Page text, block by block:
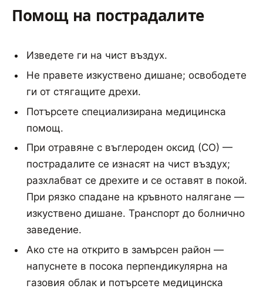
Помощ на пострадалите
Изведете ги на чист въздух.
Не правете изкуствено дишане; освободете
ги от стягащите дрехи.
Потърсете специализирана медицинска
помощ.
При отравяне с въглероден оксид (СО) —
пострадалите се изнасят на чист въздух;
разхлабват се дрехите и се оставят в покой.
При рязко спадане на кръвното налягане —
изкуствено дишане. Транспорт до болнично
заведение.
Ако сте на открито в замърсен район —
напуснете в посока перпендикулярна на
газовия облак и потърсете медицинска